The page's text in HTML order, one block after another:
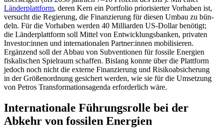
Länderplattform, deren Kern ein Portfolio priorisierter Vor­haben ist,
versucht die Regierung, die Finan­zierung für diesen Umbau zu bün­
deln. Für die Vorhaben werden 40 Milliar­den US-Dollar benötigt;
die Länderplattform soll Mittel von Entwicklungsbanken, privaten
Inves­tor:innen und internationalen Part­ner:in­nen mobilisieren.
Ergänzend soll der Abbau von Subventionen für fossile Ener­gien
fiskalischen Spielraum schaffen. Bis­lang konnte über die Plattform
jedoch noch nicht die externe Finanzierung und Risiko­absiche­rung
in der Größenordnung gesichert wer­den, wie sie für die Umsetzung
von Petros Transformationsagenda erforderlich wäre.
Internationale Führungsrolle bei der
Abkehr von fossilen Energien